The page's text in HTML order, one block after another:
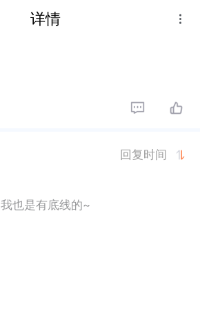
详情
回复时间
我也是有底线的~